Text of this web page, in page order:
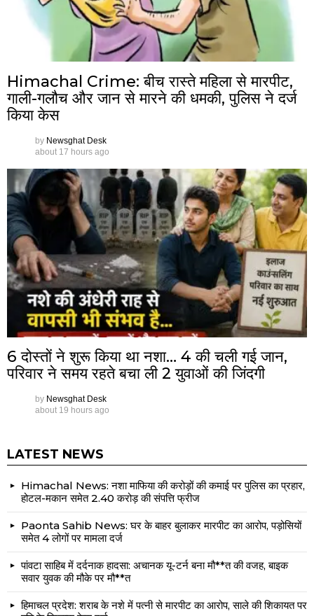
Himachal Crime: बीच रास्ते महिला से मारपीट,
गाली-गलौच और जान से मारने की धमकी, पुलिस ने दर्ज
किया केस
by Newsghat Desk
about 17 hours ago
6 दोस्तों ने शुरू किया था नशा… 4 की चली गई जान,
परिवार ने समय रहते बचा ली 2 युवाओं की जिंदगी
by Newsghat Desk
about 19 hours ago
LATEST NEWS
Himachal News: नशा माफिया की करोड़ों की कमाई पर पुलिस का प्रहार,
होटल-मकान समेत 2.40 करोड़ की संपत्ति फ्रीज
Paonta Sahib News: घर के बाहर बुलाकर मारपीट का आरोप, पड़ोसियों
समेत 4 लोगों पर मामला दर्ज
पांवटा साहिब में दर्दनाक हादसा: अचानक यू-टर्न बना मौ**त की वजह, बाइक
सवार युवक की मौके पर मौ**त
हिमाचल प्रदेश: शराब के नशे में पत्नी से मारपीट का आरोप, साले की शिकायत पर